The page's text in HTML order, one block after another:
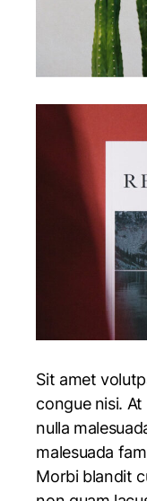
Sit amet
congue nisi.
nulla
malesuada
Morbi blandit